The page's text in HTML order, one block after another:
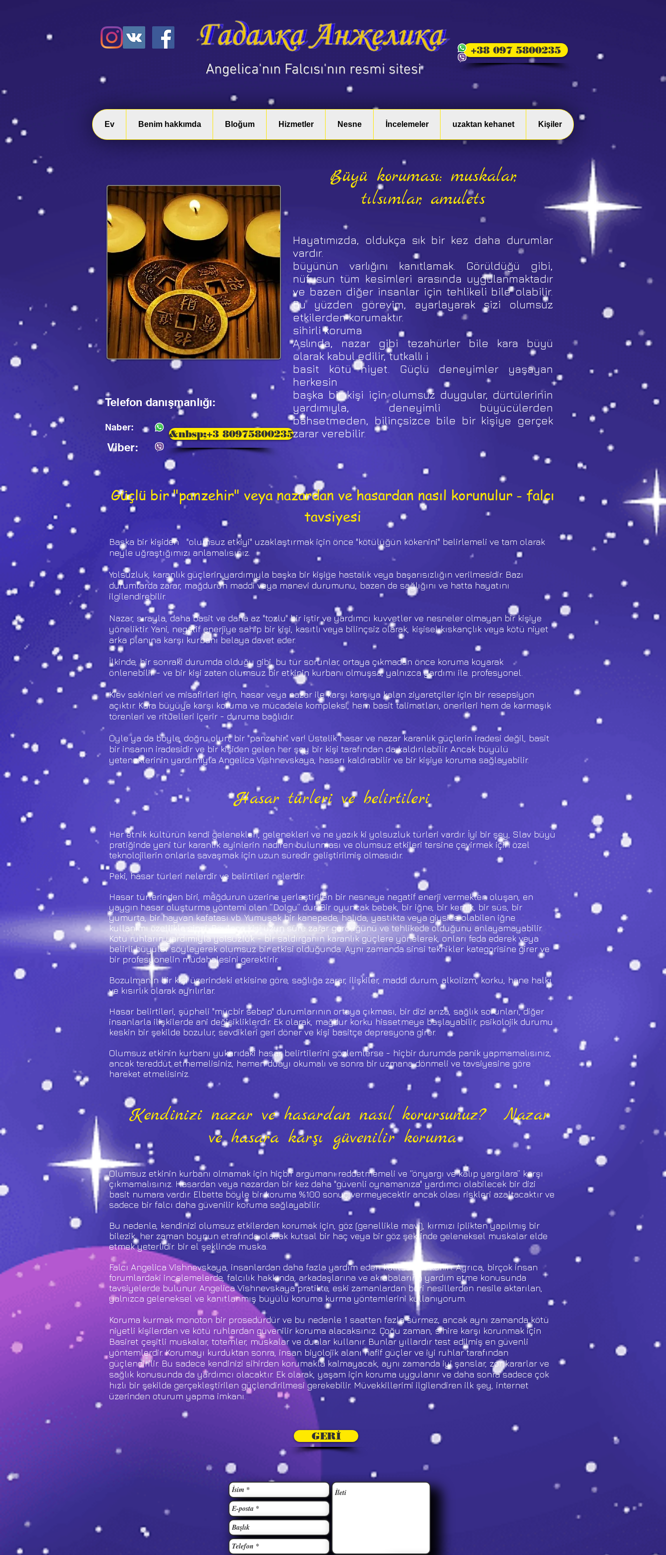
​Angelica'nın Falcısı'nın resmi sitesi
+38 097 5800235
Ev Benim hakkımda Bloğum Hizmetler Nesne İncelemeler uzaktan kehanet Kişiler
Telefon danışmanlığı:
Naber:
Viber:
&nbsp;+3 80975800235
Büyü koruması: muskalar,
tılsımlar, amulets
Hayatımızda, oldukça sık bir kez daha durumlar
vardır.
büyünün varlığını kanıtlamak. Görüldüğü gibi,
nüfusun tüm kesimleri arasında uygulanmaktadır
ve bazen diğer insanlar için tehlikeli bile olabilir.
Bu yüzden görevim, ayarlayarak sizi olumsuz
etkilerden korumaktır.
sihirli koruma
Aslında, nazar gibi tezahürler bile kara büyü
olarak kabul edilir, tutkallı i
basit kötü niyet. Güçlü deneyimler yaşayan
herkesin
başka bir kişi için olumsuz duygular, dürtülerinin
yardımıyla, deneyimli büyücülerden
bahsetmeden, bilinçsizce bile bir kişiye gerçek
zarar verebilir.
Güçlü bir "panzehir" veya nazardan ve hasardan nasıl korunulur - falcı
tavsiyesi
Başka bir kişiden "olumsuz etkiyi" uzaklaştırmak için önce "kötülüğün kökenini" belirlemeli ve tam olarak
neyle uğraştığımızı anlamalısınız.
Yolsuzluk, karanlık güçlerin yardımıyla başka bir kişiye hastalık veya başarısızlığın verilmesidir. Bazı
durumlarda zarar, mağdurun maddi veya manevi durumunu, bazen de sağlığını ve hatta hayatını
ilgilendirebilir.
Nazar, sırayla, daha basit ve daha az "tozlu" bir iştir ve yardımcı kuvvetler ve nesneler olmayan bir kişiye
yöneliktir. Yani, negatif enerjiye sahip bir kişi, kasıtlı veya bilinçsiz olarak, kişisel kıskançlık veya kötü niyet
arka planına karşı kurbanı belaya davet eder.
İlkinde, bir sonraki durumda olduğu gibi, bu tür sorunlar, ortaya çıkmadan önce koruma koyarak
önlenebilir - ve bir kişi zaten olumsuz bir etkinin kurbanı olmuşsa, yalnızca yardımı ile. profesyonel.
Kiev sakinleri ve misafirleri için, hasar veya nazar ile karşı karşıya kalan ziyaretçiler için bir resepsiyon
açıktır. Kara büyüye karşı koruma ve mücadele kompleksi, hem basit talimatları, önerileri hem de karmaşık
törenleri ve ritüelleri içerir - duruma bağlıdır.
Öyle ya da böyle, doğru olun, bir "panzehir" var! Üstelik hasar ve nazar karanlık güçlerin iradesi değil, basit
bir insanın iradesidir ve bir kişiden gelen her şey bir kişi tarafından da kaldırılabilir. Ancak büyülü
yeteneklerinin yardımıyla Angelica Vishnevskaya, hasarı kaldırabilir ve bir kişiye koruma sağlayabilir.
Hasar türleri ve belirtileri
Her etnik kültürün kendi gelenekleri, gelenekleri ve ne yazık ki yolsuzluk türleri vardır. İyi bir şey, Slav büyü
pratiğinde yeni tür karanlık ayinlerin nadiren bulunması ve olumsuz etkileri tersine çevirmek için özel
teknolojilerin onlarla savaşmak için uzun süredir geliştirilmiş olmasıdır.
Peki, hasar türleri nelerdir ve belirtileri nelerdir:
Hasar türlerinden biri, mağdurun üzerine yerleştirilen bir nesneye negatif enerji vermekten oluşan, en
yaygın hasar oluşturma yöntemi olan “Dolgu” dur. Bir oyuncak bebek, bir iğne, bir kemik, bir süs, bir
yumurta, bir hayvan kafatası vb. Yumuşak bir kanepede, halıda, yastıkta veya giyside olabilen iğne
kullanımı özellikle sinsi. Böylece kişi uzun süre zarar gördüğünü ve tehlikede olduğunu anlayamayabilir.
Kötü ruhların yardımıyla yolsuzluk - bir saldırganın karanlık güçlere yönelerek, onları feda ederek veya
belirli büyüler söyleyerek olumsuz bir etkisi olduğunda. Aynı zamanda sinsi teknikler kategorisine girer ve
bir profesyonelin müdahalesini gerektirir.
Bozulmanın bir kişi üzerindeki etkisine göre, sağlığa zarar, ilişkiler, maddi durum, alkolizm, korku, hane halkı
ve kısırlık olarak ayrılırlar.
Hasar belirtileri, şüpheli "mücbir sebep" durumlarının ortaya çıkması, bir dizi arıza, sağlık sorunları, diğer
insanlarla ilişkilerde ani değişikliklerdir. Ek olarak, mağdur korku hissetmeye başlayabilir, psikolojik durumu
keskin bir şekilde bozulur, sevdikleri geri döner ve kişi basitçe depresyona girer.
Olumsuz etkinin kurbanı yukarıdaki hasar belirtilerini gözlemlerse - hiçbir durumda panik yapmamalısınız,
ancak tereddüt etmemelisiniz, hemen duayı okumalı ve sonra bir uzmana dönmeli ve tavsiyesine göre
hareket etmelisiniz.
Kendinizi nazar ve hasardan nasıl korursunuz? Nazar
ve hasara karşı güvenilir koruma
Olumsuz etkinin kurbanı olmamak için hiçbir argümanı reddetmemeli ve “önyargı ve kalıp yargılara” karşı
çıkmamalısınız. Hasardan veya nazardan bir kez daha "güvenli oynamanıza" yardımcı olabilecek bir dizi
basit numara vardır. Elbette böyle bir koruma %100 sonuç vermeyecektir ancak olası riskleri azaltacaktır ve
sadece bir falcı daha güvenilir koruma sağlayabilir.
Bu nedenle, kendinizi olumsuz etkilerden korumak için, göz (genellikle mavi), kırmızı iplikten yapılmış bir
bilezik, her zaman boynun etrafında olacak kutsal bir haç veya bir göz şeklinde geleneksel muskalar elde
etmek yeterlidir. bir el şeklinde muska.
Falcı Angelica Vishnevskaya, insanlardan daha fazla yardım eden kalıtsal bir kahin. Ayrıca, birçok insan
forumlardaki incelemelerde, falcılık hakkında, arkadaşlarına ve akrabalarına yardım etme konusunda
tavsiyelerde bulunur. Angelica Vishnevskaya pratikte, eski zamanlardan beri nesillerden nesile aktarılan,
yalnızca geleneksel ve kanıtlanmış büyülü koruma kurma yöntemlerini kullanıyorum.
Koruma kurmak monoton bir prosedürdür ve bu nedenle 1 saatten fazla sürmez, ancak aynı zamanda kötü
niyetli kişilerden ve kötü ruhlardan güvenilir koruma alacaksınız. Çoğu zaman, sihire karşı korunmak için
Basiret çeşitli muskalar, totemler, muskalar ve dualar kullanır. Bunlar yıllardır test edilmiş en güvenli
yöntemlerdir. Korumayı kurduktan sonra, insan biyolojik alanı hafif güçler ve iyi ruhlar tarafından
güçlendirilir. Bu sadece kendinizi sihirden korumakla kalmayacak, aynı zamanda iyi şanslar, zor kararlar ve
sağlık konusunda da yardımcı olacaktır. Ek olarak, yaşam için koruma uygulanır ve daha sonra sadece çok
hızlı bir şekilde gerçekleştirilen güçlendirilmesi gerekebilir. Müvekkillerimi ilgilendiren ilk şey, internet
üzerinden oturum yapma imkanı.
GERİ